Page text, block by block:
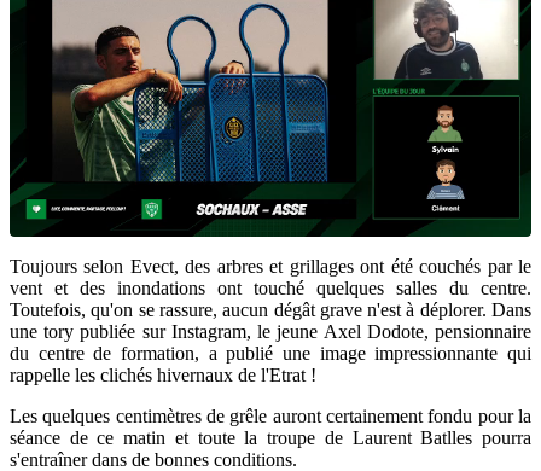
Toujours selon Evect, des arbres et grillages ont été couchés par le
vent et des inondations ont touché quelques salles du centre.
Toutefois, qu'on se rassure, aucun dégât grave n'est à déplorer. Dans
une tory publiée sur Instagram, le jeune Axel Dodote, pensionnaire
du centre de formation, a publié une image impressionnante qui
rappelle les clichés hivernaux de l'Etrat !
Les quelques centimètres de grêle auront certainement fondu pour la
séance de ce matin et toute la troupe de Laurent Batlles pourra
s'entraîner dans de bonnes conditions.